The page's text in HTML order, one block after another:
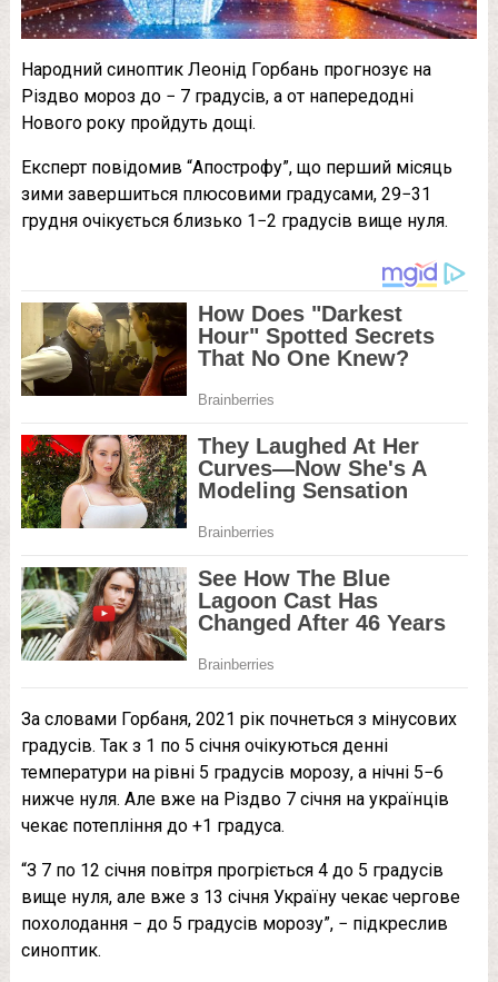
Народний синоптик Леонід Горбань прогнозує на
Різдво мороз до − 7 градусів, а от напередодні
Нового року пройдуть дощі.
Експерт повідомив “Апострофу”, що перший місяць
зими завершиться плюсовими градусами, 29−31
грудня очікується близько 1−2 градусів вище нуля.
За словами Горбаня, 2021 рік почнеться з мінусових
градусів. Так з 1 по 5 січня очікуються денні
температури на рівні 5 градусів морозу, а нічні 5−6
нижче нуля. Але вже на Різдво 7 січня на українців
чекає потепління до +1 градуса.
“З 7 по 12 січня повітря прогріється 4 до 5 градусів
вище нуля, але вже з 13 січня Україну чекає чергове
похолодання − до 5 градусів морозу”, − підкреслив
синоптик.